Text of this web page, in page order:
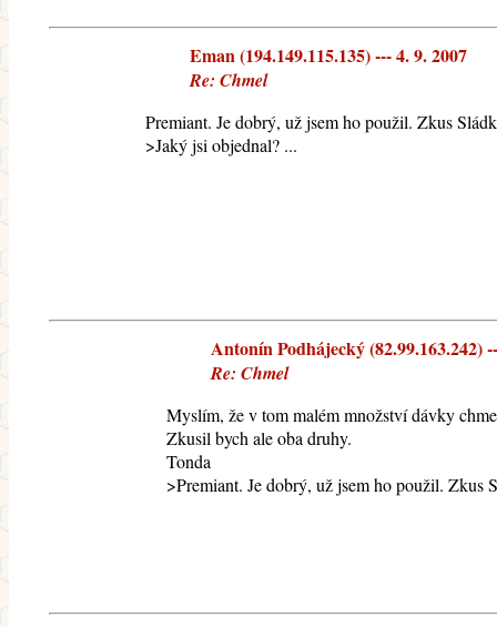
Eman (194.149.115.135) --- 4. 9. 2007
Re: Chmel
Premiant. Je dobrý, už jsem ho použil. Zkus
>Jaký jsi objednal? ...
Antonín Podhájecký (82.99.163.242)
Re: Chmel
Myslím, že v tom malém množství dávky
Zkusil bych ale oba druhy.
Tonda
>Premiant. Je dobrý, už jsem ho použil. Zkus